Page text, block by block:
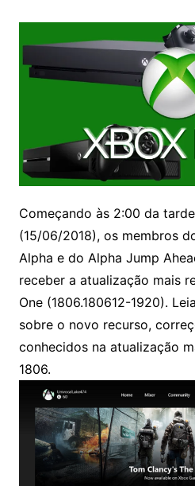
Começando às 2:00 da
(15/06/2018), os membros
Alpha e do Alpha Jump
receber a atualização mais
One (1806.180612-1920).
sobre o novo recurso,
conhecidos na atualização
1806.